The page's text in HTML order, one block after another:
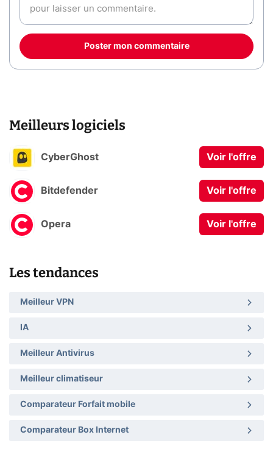
Poster mon commentaire
Meilleurs logiciels
CyberGhost Voir l'offre
Bitdefender Voir l'offre
Opera Voir l'offre
Les tendances
Meilleur VPN
IA
Meilleur Antivirus
Meilleur climatiseur
Comparateur Forfait mobile
Comparateur Box Internet